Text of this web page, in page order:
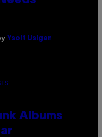
Ysolt Usigan
Albums